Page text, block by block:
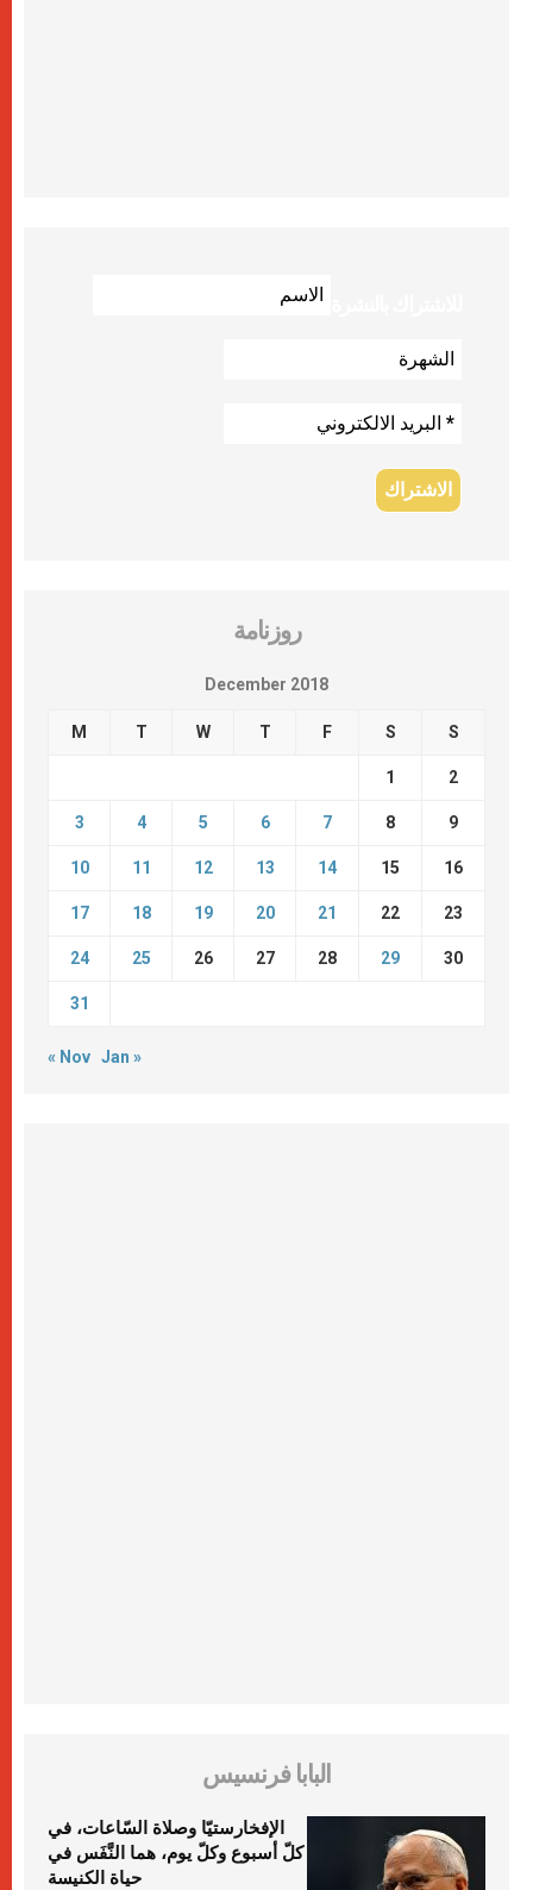
روزنامة
December 2018
M T W T F S S
1 2
3 4 5 6 7 8 9
10 11 12 13 14 15 16
17 18 19 20 21 22 23
24 25 26 27 28 29 30
31
« Nov Jan »
البابا فرنسيس
الإفخارستيّا وصلاة السّاعات، في
كلّ أسبوع وكلّ يوم، هما النَّفَس في
حياة الكنيسة